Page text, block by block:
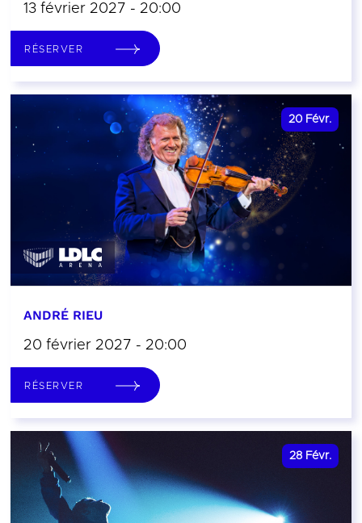
13 février 2027 - 20:00
RÉSERVER
20 Févr.
ANDRÉ RIEU
20 février 2027 - 20:00
RÉSERVER
28 Févr.